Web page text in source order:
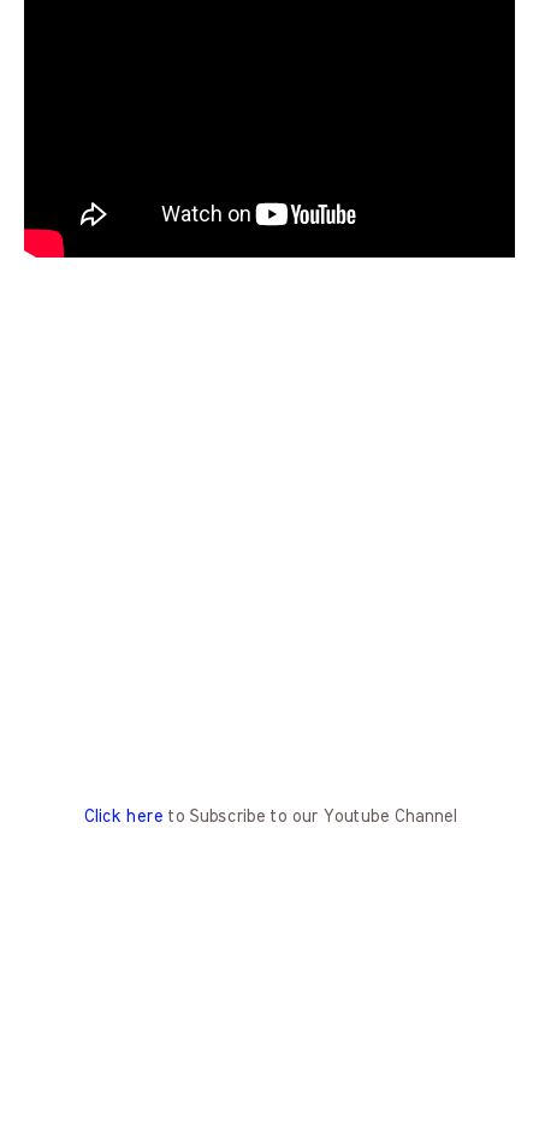
Click here to Subscribe to our Youtube Channel